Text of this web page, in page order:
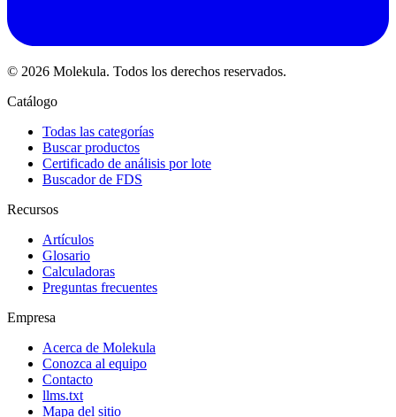
© 2026 Molekula. Todos los derechos reservados.
Catálogo
Todas las categorías
Buscar productos
Certificado de análisis por lote
Buscador de FDS
Recursos
Artículos
Glosario
Calculadoras
Preguntas frecuentes
Empresa
Acerca de Molekula
Conozca al equipo
Contacto
llms.txt
Mapa del sitio